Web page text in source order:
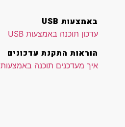
באמצעות USB
עדכון תוכנה באמצעות USB
הוראות התקנת עדכונים
איך מעדכנים תוכנה באמצעות USB